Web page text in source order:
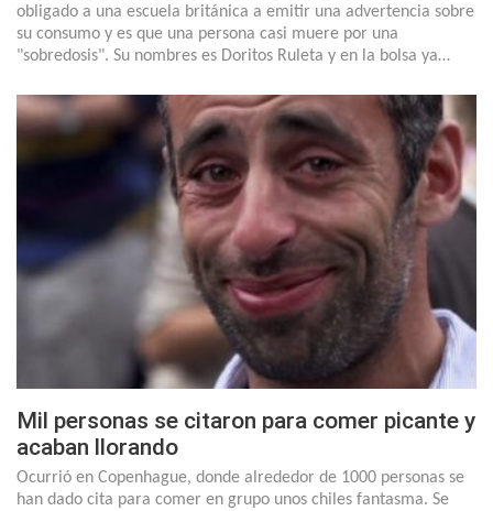
obligado a una escuela británica a emitir una advertencia sobre
su consumo y es que una persona casi muere por una
"sobredosis". Su nombres es Doritos Ruleta y en la bolsa ya…
Mil personas se citaron para comer picante y
acaban llorando
Ocurrió en Copenhague, donde alrededor de 1000 personas se
han dado cita para comer en grupo unos chiles fantasma. Se